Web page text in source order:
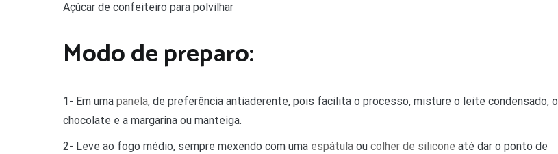
Açúcar de confeiteiro para polvilhar
Modo de preparo:
1- Em uma panela, de preferência antiaderente, pois facilita o processo, misture o leite condensado, o
chocolate e a margarina ou manteiga.
2- Leve ao fogo médio, sempre mexendo com uma espátula ou colher de silicone até dar o ponto de